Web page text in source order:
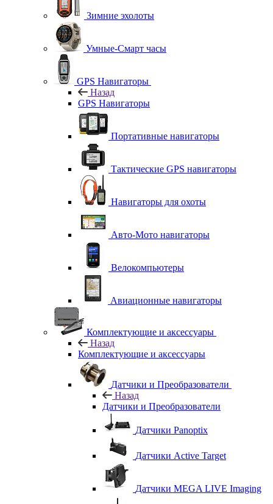
Зимние эхолоты
Умные-Смарт часы
GPS Навигаторы
Назад
GPS Навигаторы
Портативные навигаторы
Тактические GPS навигаторы
Навигаторы для охоты
Авто-Мото навигаторы
Велокомпьютеры
Авиационные навигаторы
Комплектующие и аксессуары
Назад
Комплектующие и аксессуары
Датчики и Преобразователи
Назад
Датчики и Преобразователи
Датчики Panoptix
Датчики Active Target
Датчики MEGA LIVE Imaging